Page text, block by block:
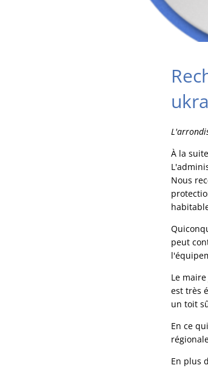
À la
Nous
peut
Le
est très
un toit
En ce
En plus